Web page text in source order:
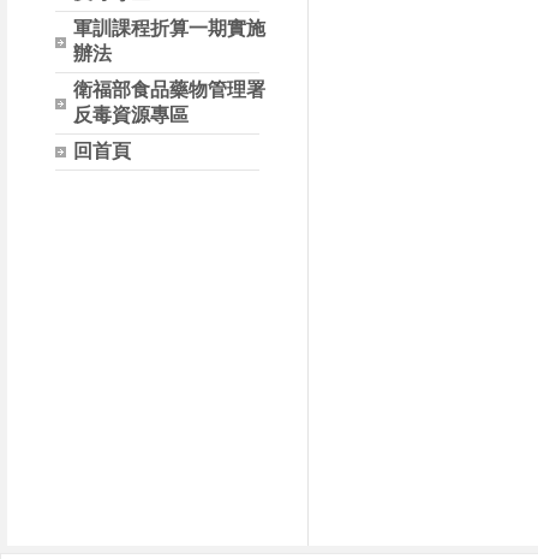
軍訓課程折算一期實施
辦法
衛福部食品藥物管理署
反毒資源專區
回首頁